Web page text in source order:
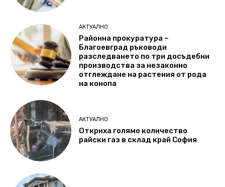
АКТУАЛНО
Районна прокуратура –
Благоевград ръководи
разследването по три досъдебни
производства за незаконно
отглеждане на растения от рода
на конопа
АКТУАЛНО
Откриха голямо количество
райски газ в склад край София